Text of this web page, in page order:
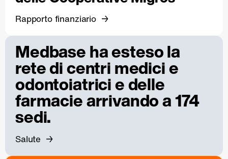
Rapporto finanziario
Medbase ha esteso la
rete di centri medici e
odontoiatrici e delle
farmacie arrivando a 174
sedi.
Salute